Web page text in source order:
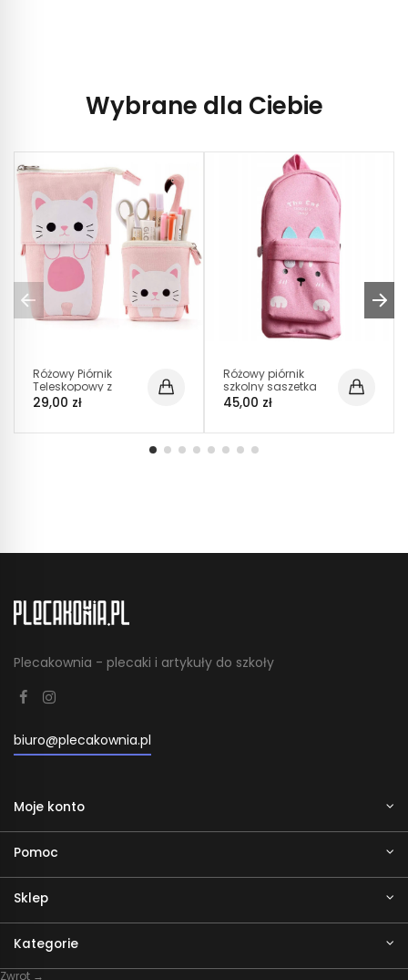
Wybrane dla Ciebie
Różowy Piórnik
Teleskopowy z
Kotkiem (C003)
29,00 zł
Różowy piórnik
szkolny saszetka
Kot – Motyw
Pusheen SZ008
45,00 zł
Plecakownia - plecaki i artykuły do szkoły
biuro@plecakownia.pl
Moje konto
Pomoc
Sklep
Kategorie
Zwrot →